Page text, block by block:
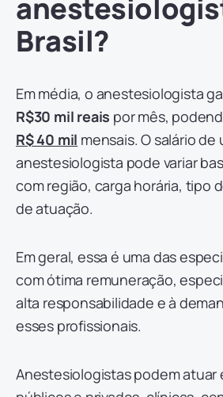
Brasil?
Em média, o anestesiologista
R$30 mil reais por mês,
R$ 40 mil mensais. O salário de
anestesiologista pode variar
com região, carga horária, tipo
de atuação.
Em geral, essa é uma das
com ótima remuneração,
alta responsabilidade e à
esses profissionais.
Anestesiologistas podem atuar